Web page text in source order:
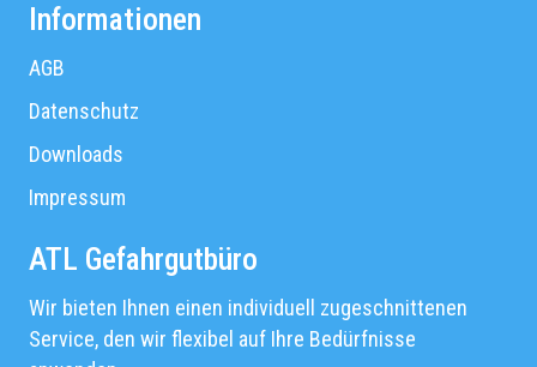
Informationen
AGB
Datenschutz
Downloads
Impressum
ATL Gefahrgutbüro
Wir bieten Ihnen einen individuell zugeschnittenen
Service, den wir flexibel auf Ihre Bedürfnisse